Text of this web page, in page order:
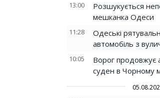
13:00
Розшукується
мешканка Одеси
11:28
Одеські
автомобіль з
10:05
Ворог продовжує
суден в Чорному